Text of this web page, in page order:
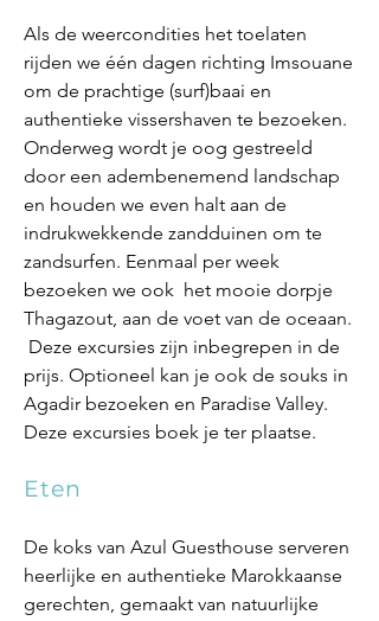
Als de weercondities het toelaten
rijden we één dagen richting Imsouane
om de prachtige (surf)baai en
authentieke vissershaven te bezoeken.
Onderweg wordt je oog gestreeld
door een adembenemend landschap
en houden we even halt aan de
indrukwekkende zandduinen om te
zandsurfen. Eenmaal per week
bezoeken we ook het mooie dorpje
Thagazout, aan de voet van de oceaan.
Deze excursies zijn inbegrepen in de
prijs. Optioneel kan je ook de souks in
Agadir bezoeken en Paradise Valley.
Deze excursies boek je ter plaatse.
Eten
De koks van Azul Guesthouse serveren
heerlijke en authentieke Marokkaanse
gerechten, gemaakt van natuurlijke